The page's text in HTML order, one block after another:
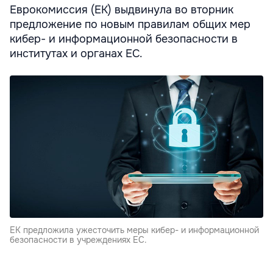
Еврокомиссия (ЕК) выдвинула во вторник
предложение по новым правилам общих мер
кибер- и информационной безопасности в
институтах и органах ЕС.
ЕК предложила ужесточить меры кибер- и информационной
безопасности в учреждениях ЕС.